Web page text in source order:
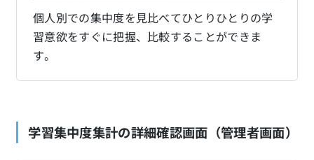
個人別での集中度を見比べてひとりひとりの学
習意欲をすぐに把握、比較することができま
す。
学習集中度集計の詳細確認画面（管理者画面）